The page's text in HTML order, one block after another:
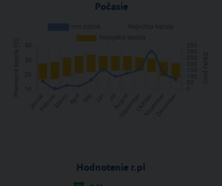
Počasie
Hodnotenie r.pl